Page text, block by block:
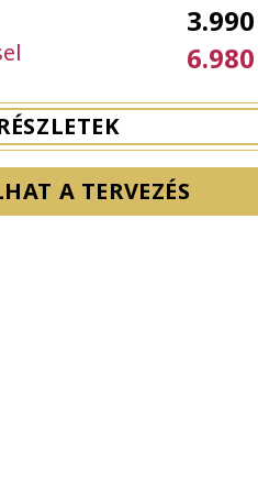
A TERVEZÉS